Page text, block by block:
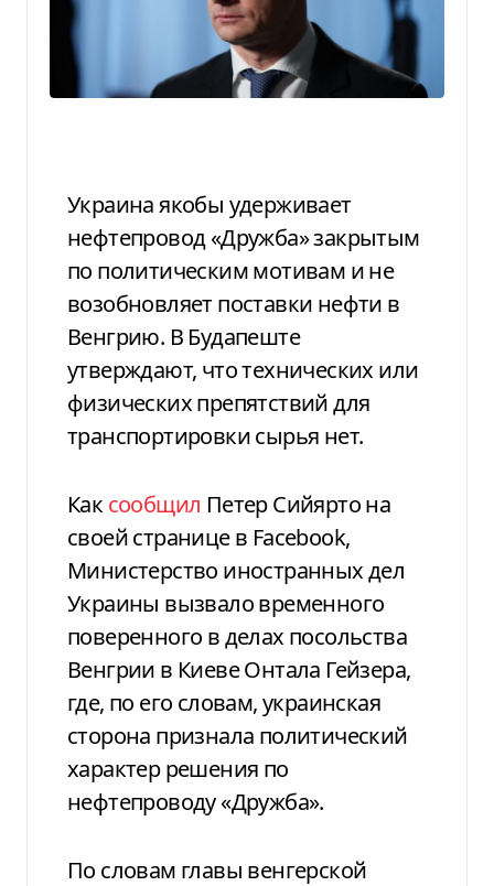
Украина якобы удерживает
нефтепровод «Дружба» закрытым
по политическим мотивам и не
возобновляет поставки нефти в
Венгрию. В Будапеште
утверждают, что технических или
физических препятствий для
транспортировки сырья нет.
Как сообщил Петер Сийярто на
своей странице в Facebook,
Министерство иностранных дел
Украины вызвало временного
поверенного в делах посольства
Венгрии в Киеве Онтала Гейзера,
где, по его словам, украинская
сторона признала политический
характер решения по
нефтепроводу «Дружба».
По словам главы венгерской